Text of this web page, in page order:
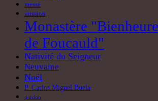
messe
mission
Monastère
de Foucauld"
Nativité du Seigneur
Neuvaine
Noël
P. Carlos Miguel Buela
pardon